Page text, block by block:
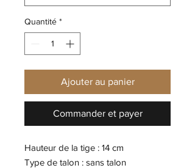
Quantité *
Ajouter au panier
Commander et payer
Hauteur de la tige : 14 cm
Type de talon : sans talon